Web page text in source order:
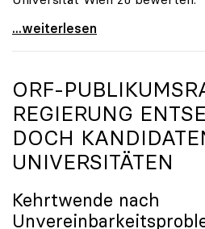
„Top-Rankingplätze
...weiterlesen
ORF-
REGIERUNG
DOCH
UNIVERSITÄTEN
Kehrtwende nach